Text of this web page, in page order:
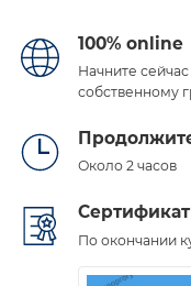
100% online
Начните
собственному
Около 2 часов
Сертификат
По окончании